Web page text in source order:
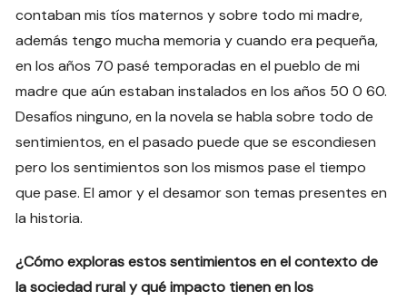
contaban mis tíos maternos y sobre todo mi madre,
además tengo mucha memoria y cuando era pequeña,
en los años 70 pasé temporadas en el pueblo de mi
madre que aún estaban instalados en los años 50 0 60.
Desafíos ninguno, en la novela se habla sobre todo de
sentimientos, en el pasado puede que se escondiesen
pero los sentimientos son los mismos pase el tiempo
que pase. El amor y el desamor son temas presentes en
la historia.
¿Cómo exploras estos sentimientos en el contexto de
la sociedad rural y qué impacto tienen en los